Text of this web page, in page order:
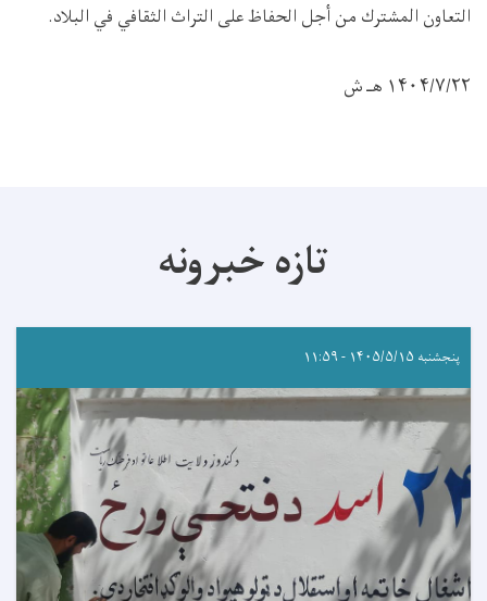
التعاون المشترك من أجل الحفاظ على التراث الثقافي في البلاد.
۱۴۰۴/۷/۲۲ ھـ ش
تازه خبرونه
پنجشنبه ۱۴۰۵/۵/۱۵ - ۱۱:۵۹